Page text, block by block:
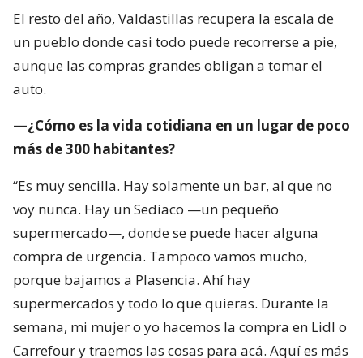
El resto del año, Valdastillas recupera la escala de
un pueblo donde casi todo puede recorrerse a pie,
aunque las compras grandes obligan a tomar el
auto.
—¿Cómo es la vida cotidiana en un lugar de poco
más de 300 habitantes?
“Es muy sencilla. Hay solamente un bar, al que no
voy nunca. Hay un Sediaco —un pequeño
supermercado—, donde se puede hacer alguna
compra de urgencia. Tampoco vamos mucho,
porque bajamos a Plasencia. Ahí hay
supermercados y todo lo que quieras. Durante la
semana, mi mujer o yo hacemos la compra en Lidl o
Carrefour y traemos las cosas para acá. Aquí es más